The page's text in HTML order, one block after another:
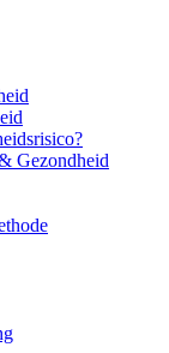
Gezondheid